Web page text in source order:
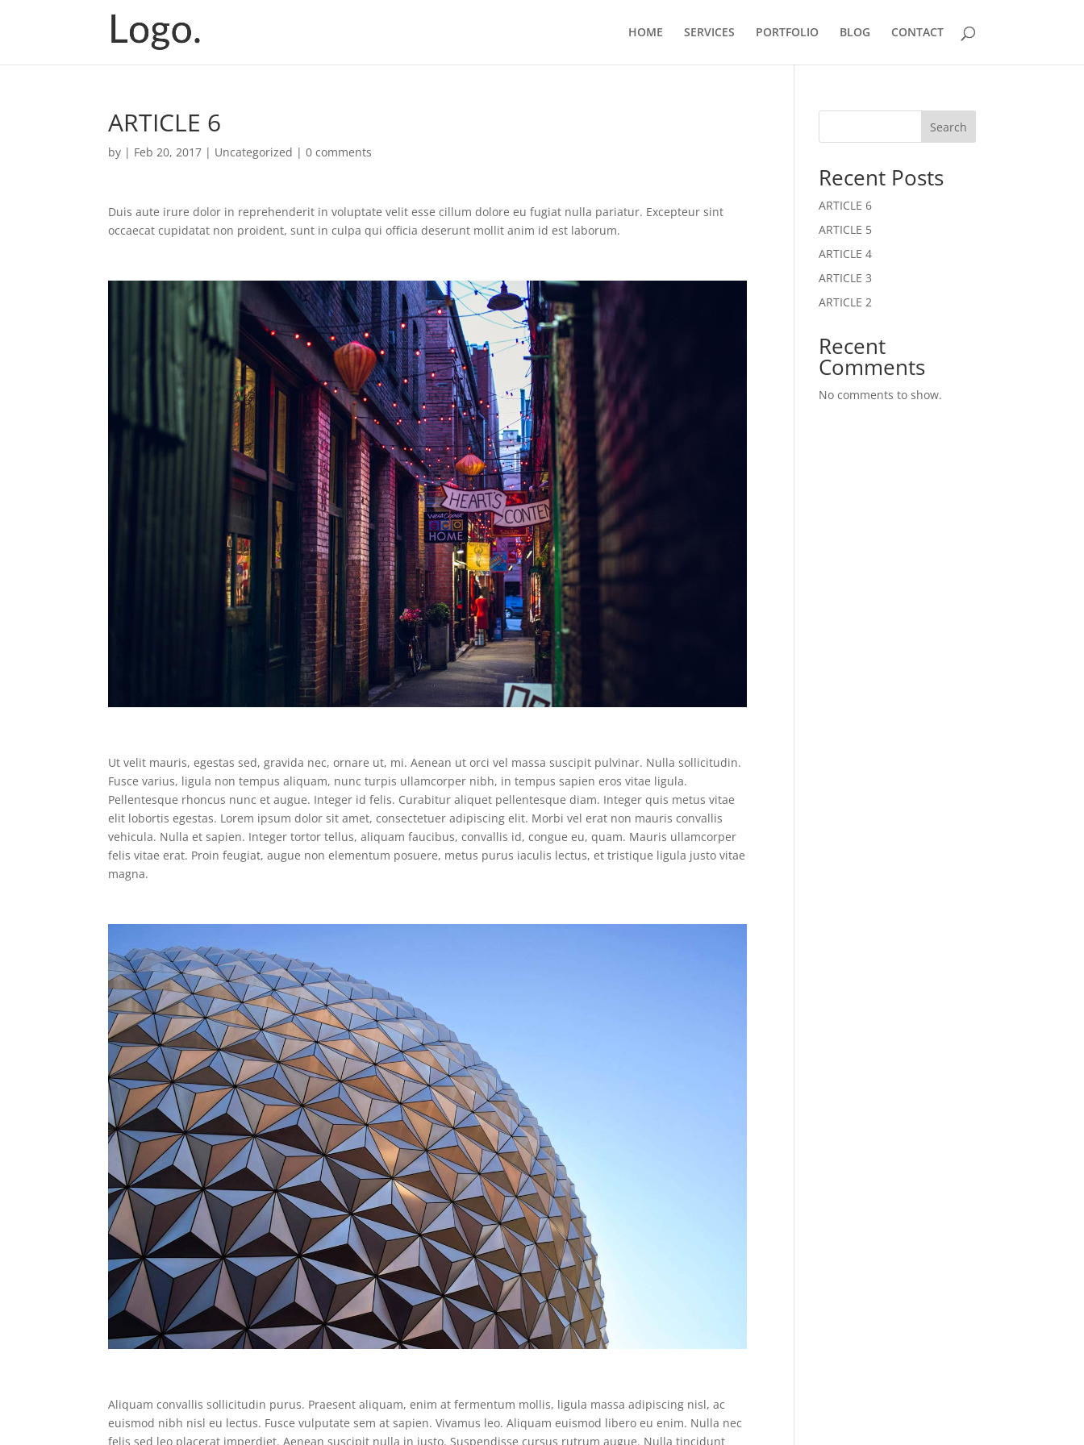
HOME SERVICES PORTFOLIO BLOG CONTACT
ARTICLE 6
by | Feb 20, 2017 | Uncategorized |0 comments
Duis aute irure dolor in reprehenderit in voluptate velit esse cillum dolore eu fugiat nulla pariatur. Excepteur sint
occaecat cupidatat non proident, sunt in culpa qui officia deserunt mollit anim id est laborum.
Ut velit mauris, egestas sed, gravida nec, ornare ut, mi. Aenean ut orci vel massa suscipit pulvinar. Nulla sollicitudin.
Fusce varius, ligula non tempus aliquam, nunc turpis ullamcorper nibh, in tempus sapien eros vitae ligula.
Pellentesque rhoncus nunc et augue. Integer id felis. Curabitur aliquet pellentesque diam. Integer quis metus vitae
elit lobortis egestas. Lorem ipsum dolor sit amet, consectetuer adipiscing elit. Morbi vel erat non mauris convallis
vehicula. Nulla et sapien. Integer tortor tellus, aliquam faucibus, convallis id, congue eu, quam. Mauris ullamcorper
felis vitae erat. Proin feugiat, augue non elementum posuere, metus purus iaculis lectus, et tristique ligula justo vitae
magna.
Aliquam convallis sollicitudin purus. Praesent aliquam, enim at fermentum mollis, ligula massa adipiscing nisl, ac
euismod nibh nisl eu lectus. Fusce vulputate sem at sapien. Vivamus leo. Aliquam euismod libero eu enim. Nulla nec
felis sed leo placerat imperdiet. Aenean suscipit nulla in justo. Suspendisse cursus rutrum augue. Nulla tincidunt
Search
Recent Posts
ARTICLE 6
ARTICLE 5
ARTICLE 4
ARTICLE 3
ARTICLE 2
Recent
Comments
No comments to show.